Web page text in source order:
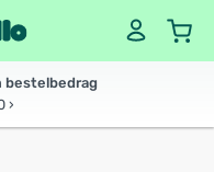
bestelbedrag
›